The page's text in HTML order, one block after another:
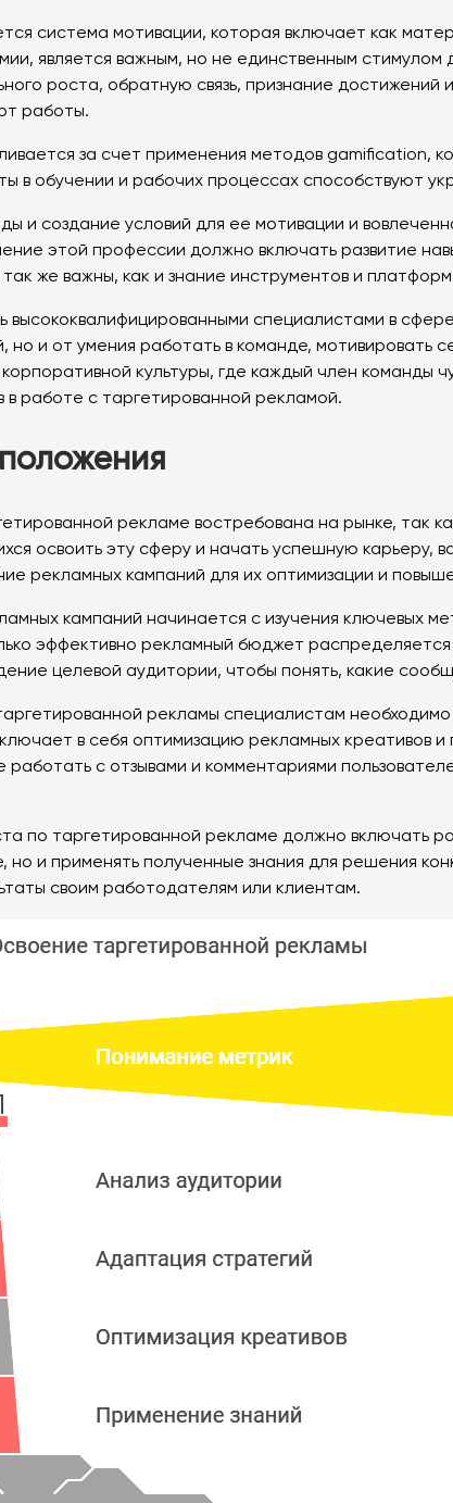
система мотивации, которая включает как
является важным, но не единственным
роста, обратную связь, признание
работы.
за счет применения методов
в обучении и рабочих процессах способствуют
и создание условий для ее мотивации и
этой профессии должно включать развитие
же важны, как и знание инструментов и
высококвалифицированными специалистами в
но и от умения работать в команде,
культуры, где каждый член
в работе с таргетированной рекламой.
рекламе востребована на рынке, так
освоить эту сферу и начать успешную карьеру,
рекламных кампаний для их оптимизации и
кампаний начинается с изучения ключевых
эффективно рекламный бюджет
целевой аудитории, чтобы понять, какие
рекламы специалистам
в себя оптимизацию рекламных креативов
работать с отзывами и комментариями
по таргетированной рекламе должно включать
но и применять полученные знания для решения
своим работодателям или клиентам.